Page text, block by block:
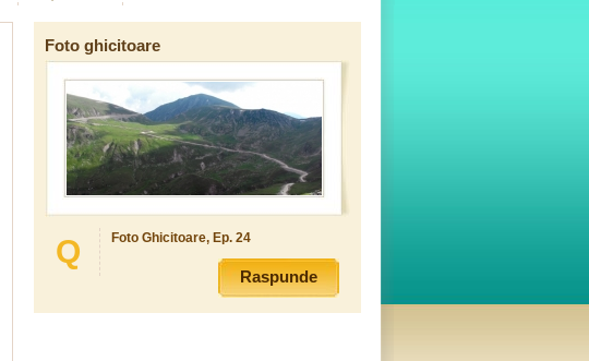
Foto ghicitoare
Q Foto Ghicitoare, Ep. 24
Raspunde